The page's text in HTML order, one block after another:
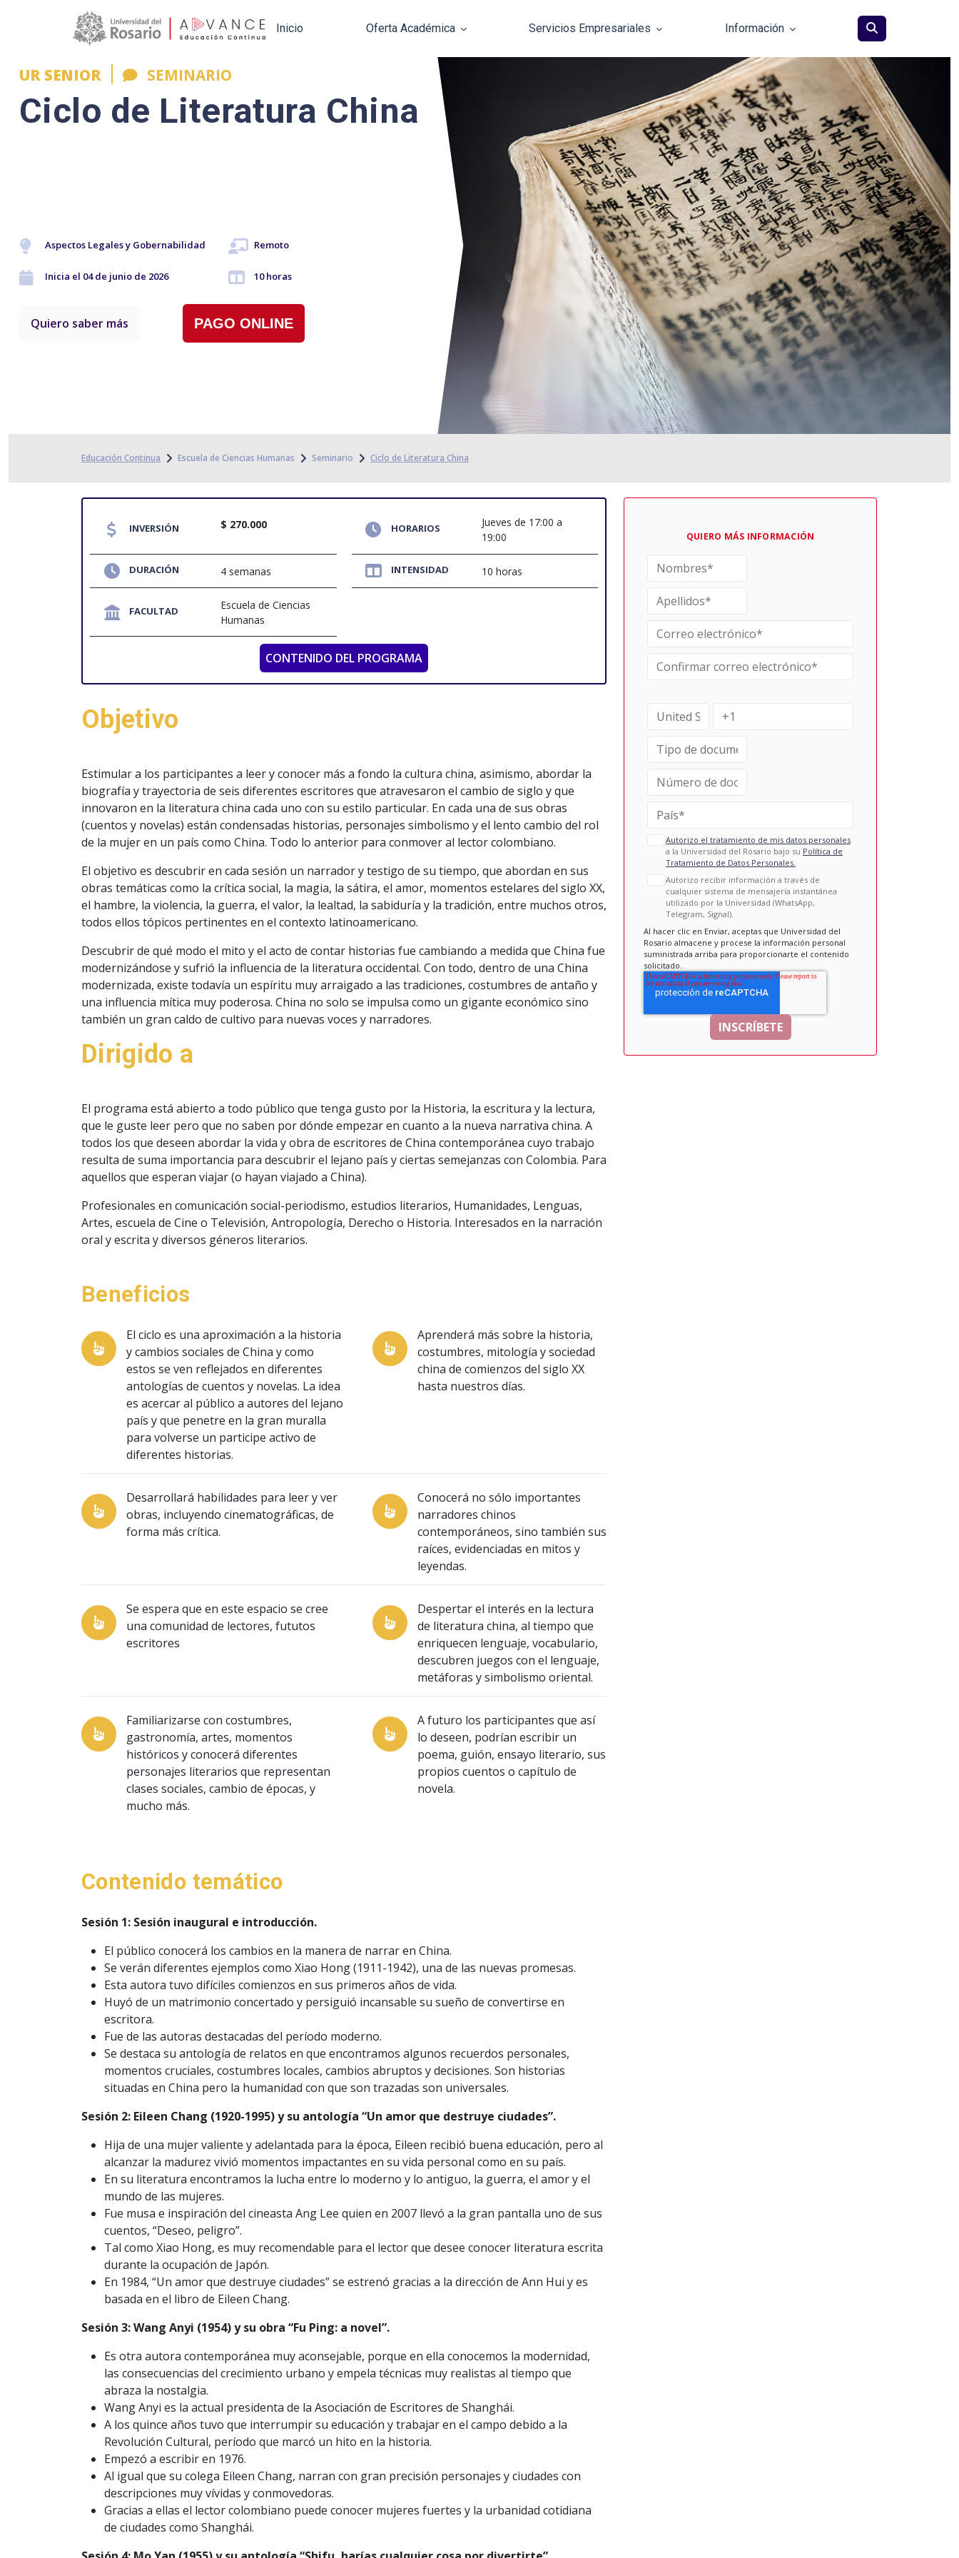
Main navigation
Inicio Oferta Académica Servicios Empresariales Información
UR SENIOR SEMINARIO
Ciclo de Literatura China
Aspectos Legales y Gobernabilidad Remoto
Inicia el 04 de junio de 2026 10 horas
Quiero saber más PAGO ONLINE
Educación Continua Escuela de Ciencias Humanas Seminario Ciclo de Literatura China
INVERSIÓN $ 270.000 HORARIOS
Jueves de 17:00 a
19:00
DURACIÓN 4 semanas INTENSIDAD 10 horas
FACULTAD
Escuela de Ciencias
Humanas
CONTENIDO DEL PROGRAMA
Objetivo
Estimular a los participantes a leer y conocer más a fondo la cultura china, asimismo, abordar la
biografía y trayectoria de seis diferentes escritores que atravesaron el cambio de siglo y que
innovaron en la literatura china cada uno con su estilo particular. En cada una de sus obras
(cuentos y novelas) están condensadas historias, personajes simbolismo y el lento cambio del rol
de la mujer en un país como China. Todo lo anterior para conmover al lector colombiano.
El objetivo es descubrir en cada sesión un narrador y testigo de su tiempo, que abordan en sus
obras temáticas como la crítica social, la magia, la sátira, el amor, momentos estelares del siglo XX,
el hambre, la violencia, la guerra, el valor, la lealtad, la sabiduría y la tradición, entre muchos otros,
todos ellos tópicos pertinentes en el contexto latinoamericano.
Descubrir de qué modo el mito y el acto de contar historias fue cambiando a medida que China fue
modernizándose y sufrió la influencia de la literatura occidental. Con todo, dentro de una China
modernizada, existe todavía un espíritu muy arraigado a las tradiciones, costumbres de antaño y
una influencia mítica muy poderosa. China no solo se impulsa como un gigante económico sino
también un gran caldo de cultivo para nuevas voces y narradores.
Dirigido a
El programa está abierto a todo público que tenga gusto por la Historia, la escritura y la lectura,
que le guste leer pero que no saben por dónde empezar en cuanto a la nueva narrativa china. A
todos los que deseen abordar la vida y obra de escritores de China contemporánea cuyo trabajo
resulta de suma importancia para descubrir el lejano país y ciertas semejanzas con Colombia. Para
aquellos que esperan viajar (o hayan viajado a China).
Profesionales en comunicación social-periodismo, estudios literarios, Humanidades, Lenguas,
Artes, escuela de Cine o Televisión, Antropología, Derecho o Historia. Interesados en la narración
oral y escrita y diversos géneros literarios.
Beneficios
El ciclo es una aproximación a la historia
y cambios sociales de China y como
estos se ven reflejados en diferentes
antologías de cuentos y novelas. La idea
es acercar al público a autores del lejano
país y que penetre en la gran muralla
para volverse un participe activo de
diferentes historias.
Aprenderá más sobre la historia,
costumbres, mitología y sociedad
china de comienzos del siglo XX
hasta nuestros días.
Desarrollará habilidades para leer y ver
obras, incluyendo cinematográficas, de
forma más crítica.
Conocerá no sólo importantes
narradores chinos
contemporáneos, sino también sus
raíces, evidenciadas en mitos y
leyendas.
Se espera que en este espacio se cree
una comunidad de lectores, fututos
escritores
Despertar el interés en la lectura
de literatura china, al tiempo que
enriquecen lenguaje, vocabulario,
descubren juegos con el lenguaje,
metáforas y simbolismo oriental.
Familiarizarse con costumbres,
gastronomía, artes, momentos
históricos y conocerá diferentes
personajes literarios que representan
clases sociales, cambio de épocas, y
mucho más.
A futuro los participantes que así
lo deseen, podrían escribir un
poema, guión, ensayo literario, sus
propios cuentos o capítulo de
novela.
Contenido temático
Sesión 1: Sesión inaugural e introducción.
El público conocerá los cambios en la manera de narrar en China.
Se verán diferentes ejemplos como Xiao Hong (1911-1942), una de las nuevas promesas.
Esta autora tuvo difíciles comienzos en sus primeros años de vida.
Huyó de un matrimonio concertado y persiguió incansable su sueño de convertirse en
escritora.
Fue de las autoras destacadas del período moderno.
Se destaca su antología de relatos en que encontramos algunos recuerdos personales,
momentos cruciales, costumbres locales, cambios abruptos y decisiones. Son historias
situadas en China pero la humanidad con que son trazadas son universales.
Sesión 2: Eileen Chang (1920-1995) y su antología “Un amor que destruye ciudades”.
Hija de una mujer valiente y adelantada para la época, Eileen recibió buena educación, pero al
alcanzar la madurez vivió momentos impactantes en su vida personal como en su país.
En su literatura encontramos la lucha entre lo moderno y lo antiguo, la guerra, el amor y el
mundo de las mujeres.
Fue musa e inspiración del cineasta Ang Lee quien en 2007 llevó a la gran pantalla uno de sus
cuentos, “Deseo, peligro”.
Tal como Xiao Hong, es muy recomendable para el lector que desee conocer literatura escrita
durante la ocupación de Japón.
En 1984, “Un amor que destruye ciudades” se estrenó gracias a la dirección de Ann Hui y es
basada en el libro de Eileen Chang.
Sesión 3: Wang Anyi (1954) y su obra “Fu Ping: a novel”.
Es otra autora contemporánea muy aconsejable, porque en ella conocemos la modernidad,
las consecuencias del crecimiento urbano y empela técnicas muy realistas al tiempo que
abraza la nostalgia.
Wang Anyi es la actual presidenta de la Asociación de Escritores de Shanghái.
A los quince años tuvo que interrumpir su educación y trabajar en el campo debido a la
Revolución Cultural, período que marcó un hito en la historia.
Empezó a escribir en 1976.
Al igual que su colega Eileen Chang, narran con gran precisión personajes y ciudades con
descripciones muy vívidas y conmovedoras.
Gracias a ellas el lector colombiano puede conocer mujeres fuertes y la urbanidad cotidiana
de ciudades como Shanghái.
QUIERO MÁS INFORMACIÓN
Autorizo el tratamiento de mis datos personales
a la Universidad del Rosario bajo su Política de
Tratamiento de Datos Personales.
Autorizo recibir información a través de
cualquier sistema de mensajería instantánea
utilizado por la Universidad (WhatsApp,
Telegram, Signal).
Al hacer clic en Enviar, aceptas que Universidad del
Rosario almacene y procese la información personal
suministrada arriba para proporcionarte el contenido
solicitado.